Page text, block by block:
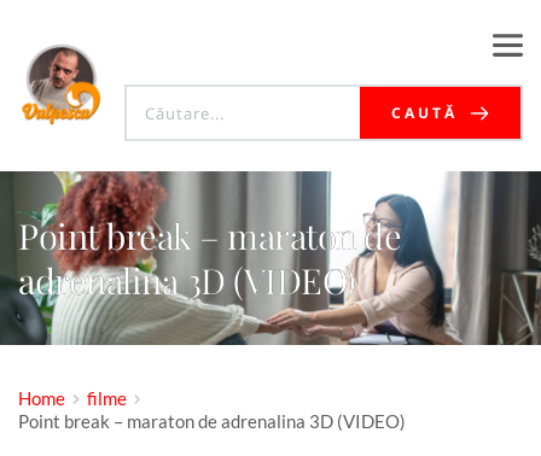
CAUTĂ
Point break – maraton de
adrenalina 3D (VIDEO)
Home
filme
Point break – maraton de adrenalina 3D (VIDEO)